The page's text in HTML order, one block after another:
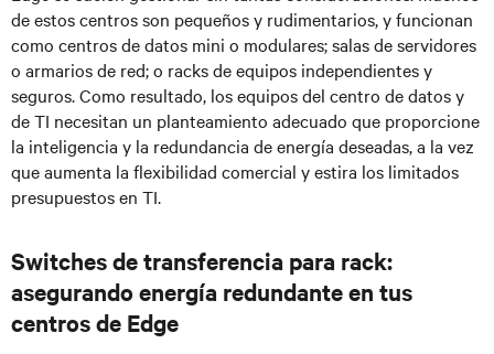
de estos centros son pequeños y rudimentarios, y funcionan
como centros de datos mini o modulares; salas de servidores
o armarios de red; o racks de equipos independientes y
seguros. Como resultado, los equipos del centro de datos y
de TI necesitan un planteamiento adecuado que proporcione
la inteligencia y la redundancia de energía deseadas, a la vez
que aumenta la flexibilidad comercial y estira los limitados
presupuestos en TI.
Switches de transferencia para rack:
asegurando energía redundante en tus
centros de Edge